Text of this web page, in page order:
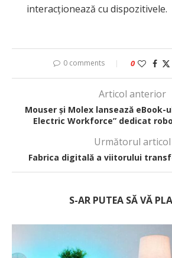
interacționează cu dispozitivele.
0 comments 0
Articol anterior
Mouser și Molex lansează eBook-
Electric Workforce” dedicat
Următorul articol
Fabrica digitală a viitorului
S-AR PUTEA SĂ VĂ